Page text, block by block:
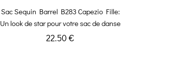
Sac Sequin Barrel B283 Capezio Fille:
Un look de star pour votre sac de danse
22.50 €